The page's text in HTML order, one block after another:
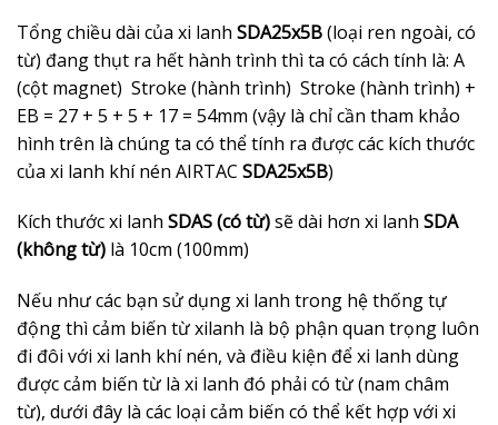
Tổng chiều dài của xi lanh SDA25x5B(loại ren ngoài, có
từ) đang thụt ra hết hành trình thì ta có cách tính là: A
(cột magnet) Stroke (hành trình) Stroke (hành trình) +
EB = 27 + 5 + 5 + 17 = 54mm (vậy là chỉ cần tham khảo
hình trên là chúng ta có thể tính ra được các kích thước
của xi lanh khí nén AIRTAC SDA25x5B)
Kích thước xi lanh SDAS (có từ)sẽ dài hơn xi lanh SDA
(không từ) là 10cm (100mm)
Nếu như các bạn sử dụng xi lanh trong hệ thống tự
động thì cảm biến từ xilanh là bộ phận quan trọng luôn
đi đôi với xi lanh khí nén, và điều kiện để xi lanh dùng
được cảm biến từ là xi lanh đó phải có từ (nam châm
từ), dưới đây là các loại cảm biến có thể kết hợp với xi